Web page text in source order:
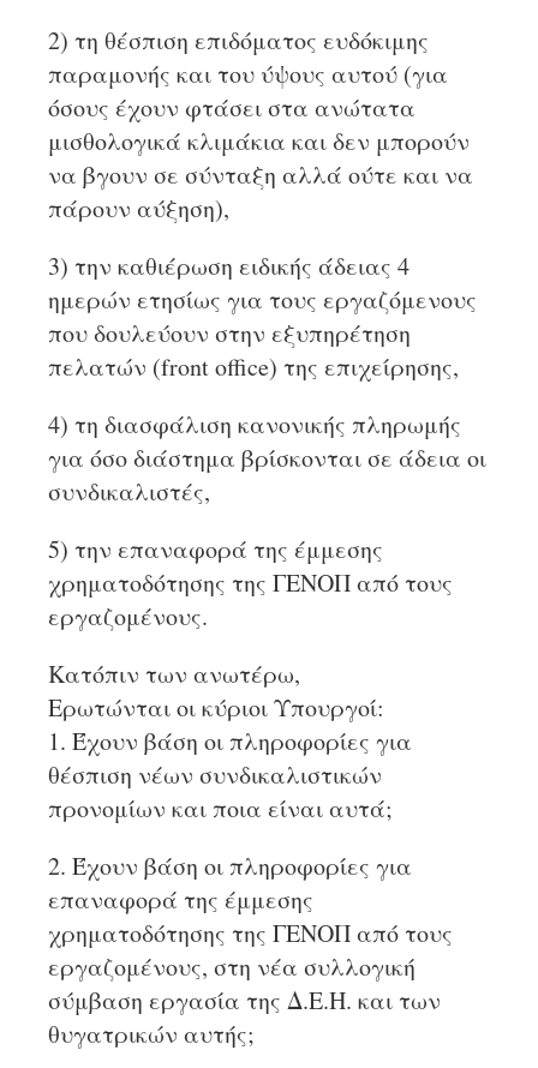
2) τη θέσπιση επιδόματος ευδόκιμης
παραμονής και του ύψους αυτού (για
όσους έχουν φτάσει στα ανώτατα
μισθολογικά κλιμάκια και δεν μπορούν
να βγουν σε σύνταξη αλλά ούτε και να
πάρουν αύξηση),
3) την καθιέρωση ειδικής άδειας 4
ημερών ετησίως για τους εργαζόμενους
που δουλεύουν στην εξυπηρέτηση
πελατών (front office) της επιχείρησης,
4) τη διασφάλιση κανονικής πληρωμής
για όσο διάστημα βρίσκονται σε άδεια οι
συνδικαλιστές,
5) την επαναφορά της έμμεσης
χρηματοδότησης της ΓΕΝΟΠ από τους
εργαζομένους.
Κατόπιν των ανωτέρω,
Ερωτώνται οι κύριοι Υπουργοί:
1. Έχουν βάση οι πληροφορίες για
θέσπιση νέων συνδικαλιστικών
προνομίων και ποια είναι αυτά;
2. Έχουν βάση οι πληροφορίες για
επαναφορά της έμμεσης
χρηματοδότησης της ΓΕΝΟΠ από τους
εργαζομένους, στη νέα συλλογική
σύμβαση εργασία της Δ.Ε.Η. και των
θυγατρικών αυτής;